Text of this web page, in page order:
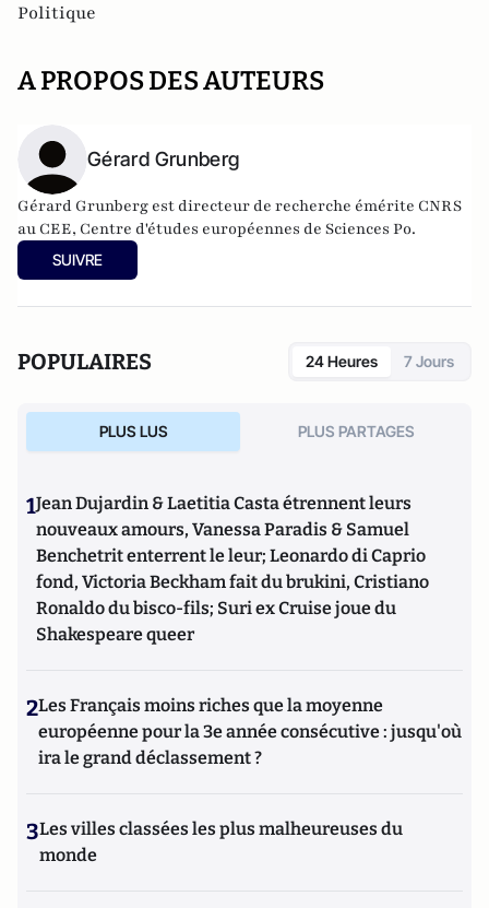
Politique
A PROPOS DES AUTEURS
Gérard Grunberg
Gérard Grunberg est directeur de recherche émérite CNRS
au CEE, Centre d'études européennes de Sciences Po.
SUIVRE
POPULAIRES 24 Heures 7 Jours
PLUS LUS PLUS PARTAGES
1Jean Dujardin & Laetitia Casta étrennent leurs
nouveaux amours, Vanessa Paradis & Samuel
Benchetrit enterrent le leur; Leonardo di Caprio
fond, Victoria Beckham fait du brukini, Cristiano
Ronaldo du bisco-fils; Suri ex Cruise joue du
Shakespeare queer
2Les Français moins riches que la moyenne
européenne pour la 3e année consécutive : jusqu'où
ira le grand déclassement ?
3Les villes classées les plus malheureuses du
monde